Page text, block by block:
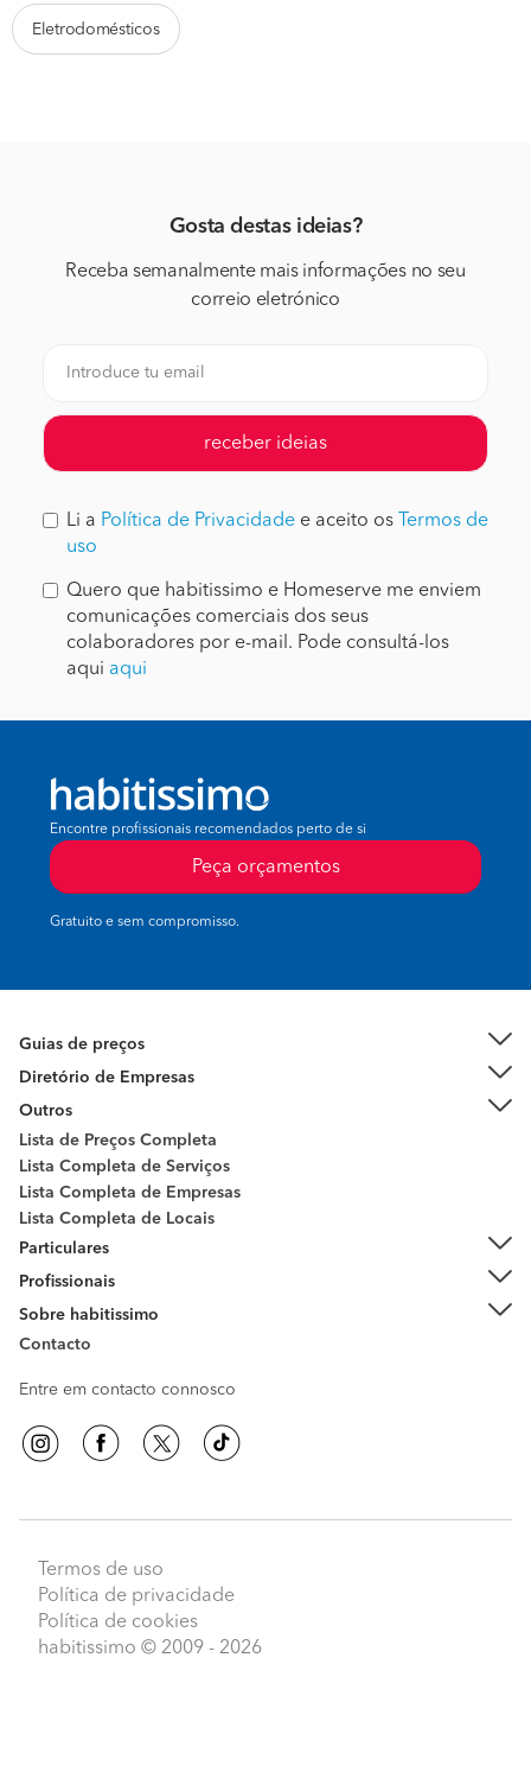
Eletrodomésticos
Gosta destas ideias?
Receba semanalmente mais informações no seu
correio eletrónico
receber ideias
Li a Política de Privacidade e aceito os
Termos de
uso
Quero que habitissimo e Homeserve me enviem
comunicações comerciais dos seus
colaboradores por e-mail. Pode consultá-los
aqui aqui
Encontre profissionais recomendados perto de si
Peça orçamentos
Gratuito e sem compromisso.
Guias de preços
Diretório de Empresas
Outros
Lista de Preços Completa
Lista Completa de Serviços
Lista Completa de Empresas
Lista Completa de Locais
Particulares
Profissionais
Sobre habitissimo
Contacto
Entre em contacto connosco
Termos de uso
Política de privacidade
Política de cookies
habitissimo © 2009 - 2026